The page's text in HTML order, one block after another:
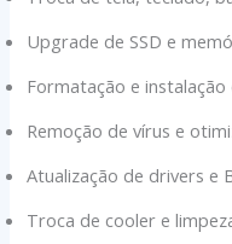
Upgrade de SSD e
Formatação e
Remoção de vírus e
Atualização de drivers e
Troca de cooler e